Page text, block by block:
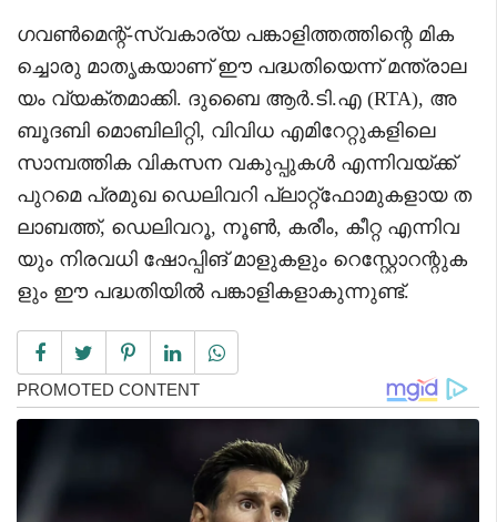
ഗവൺമെന്റ്-സ്വകാര്യ പങ്കാളിത്തത്തിന്റെ മിക
ച്ചൊരു മാതൃകയാണ് ഈ പദ്ധതിയെന്ന് മന്ത്രാല
യം വ്യക്തമാക്കി. ദുബൈ ആർ.ടി.എ (RTA), അ
ബൂദബി മൊബിലിറ്റി, വിവിധ എമിറേറ്റുകളിലെ
സാമ്പത്തിക വികസന വകുപ്പുകൾ എന്നിവയ്ക്ക്
പുറമെ പ്രമുഖ ഡെലിവറി പ്ലാറ്റ്ഫോമുകളായ ത
ലാബത്ത്, ഡെലിവറൂ, നൂൺ, കരീം, കീറ്റ എന്നിവ
യും നിരവധി ഷോപ്പിങ് മാളുകളും റെസ്റ്റോറന്റുക
ളും ഈ പദ്ധതിയിൽ പങ്കാളികളാകുന്നുണ്ട്.